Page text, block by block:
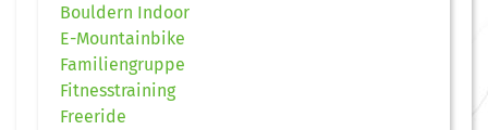
Bouldern Indoor
E-Mountainbike
Familiengruppe
Fitnesstraining
Freeride